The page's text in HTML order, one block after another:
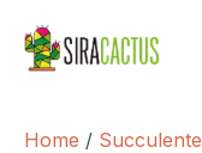
Home / Succulente